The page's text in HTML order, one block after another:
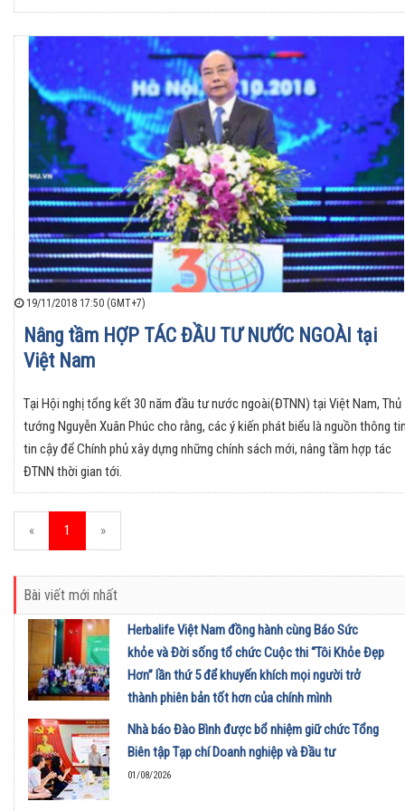
19/11/2018 17:50 (GMT+7)
Nâng tầm HỢP TÁC ĐẦU TƯ NƯỚC NGOÀI tại
Việt Nam
Tại Hội nghị tổng kết 30 năm đầu tư nước ngoài(ĐTNN) tại Việt Nam, Thủ
tướng Nguyễn Xuân Phúc cho rằng, các ý kiến phát biểu là nguồn thông
tin cậy để Chính phủ xây dựng những chính sách mới, nâng tầm hợp tác
ĐTNN thời gian tới.
« 1 »
Bài viết mới nhất
Herbalife Việt Nam đồng hành cùng Báo Sức
khỏe và Đời sống tổ chức Cuộc thi “Tôi Khỏe Đẹp
Hơn” lần thứ 5 để khuyến khích mọi người trở
thành phiên bản tốt hơn của chính mình
01/08/2026
Nhà báo Đào Bình được bổ nhiệm giữ chức Tổng
Biên tập Tạp chí Doanh nghiệp và Đầu tư
01/08/2026